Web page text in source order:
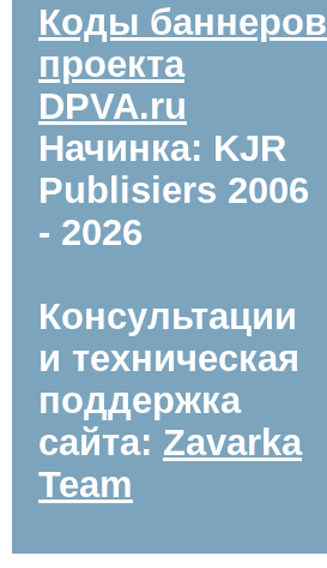
Коды баннеров
проекта
DPVA.ru
Начинка: KJR
Publisiers 2006
- 2026
Консультации
и техническая
поддержка
сайта: Zavarka
Team